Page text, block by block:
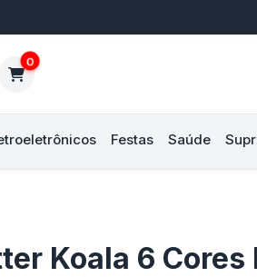
0
Festas Saúde
Koala 6 Cores